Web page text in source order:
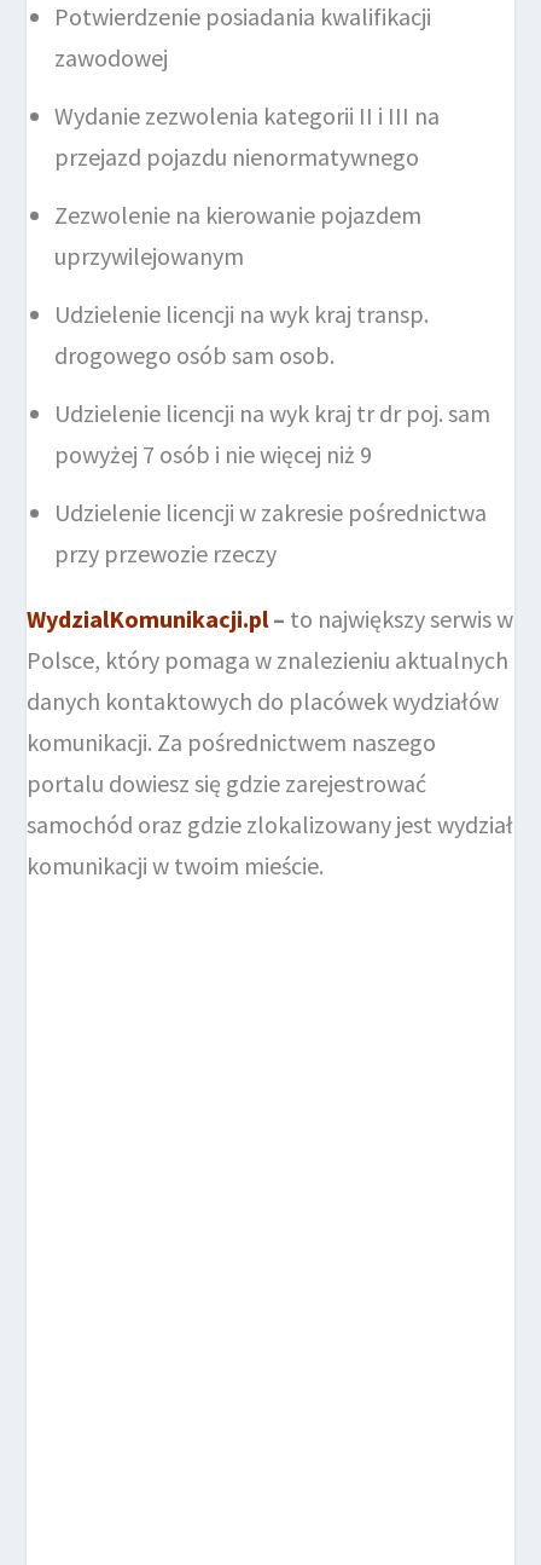
Potwierdzenie posiadania kwalifikacji
zawodowej
Wydanie zezwolenia kategorii II i III na
przejazd pojazdu nienormatywnego
Zezwolenie na kierowanie pojazdem
uprzywilejowanym
Udzielenie licencji na wyk kraj transp.
drogowego osób sam osob.
Udzielenie licencji na wyk kraj tr dr poj. sam
powyżej 7 osób i nie więcej niż 9
Udzielenie licencji w zakresie pośrednictwa
przy przewozie rzeczy
WydzialKomunikacji.pl– to największy serwis w
Polsce, który pomaga w znalezieniu aktualnych
danych kontaktowych do placówek wydziałów
komunikacji. Za pośrednictwem naszego
portalu dowiesz się gdzie zarejestrować
samochód oraz gdzie zlokalizowany jest wydział
komunikacji w twoim mieście.